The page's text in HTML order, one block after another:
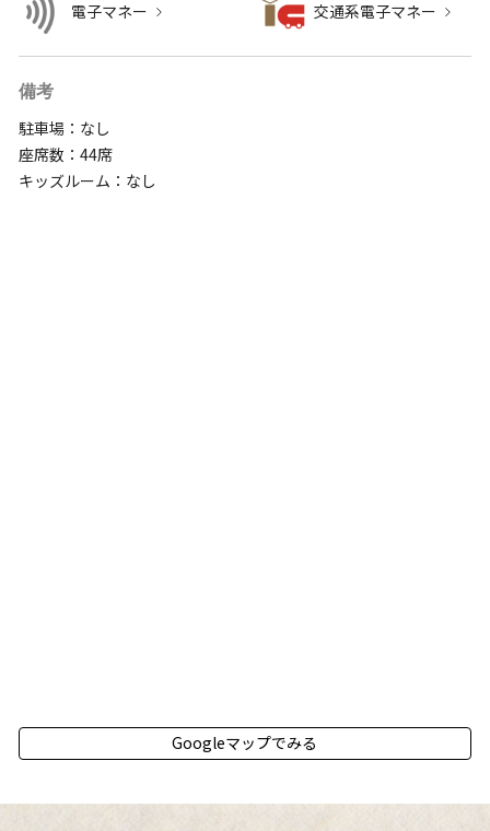
電子マネー 交通系電子マネー
備考
駐車場：なし
座席数：44席
キッズルーム：なし
Googleマップでみる